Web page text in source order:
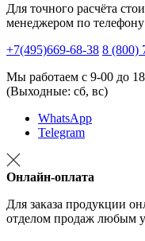
Для точного расчёта
менеджером по
+7(495)669-68-38 8 (800)
Мы работаем с 9-00 до
(Выходные: сб, вс)
WhatsApp
Telegram
Онлайн-оплата
Для заказа продукции
отделом продаж любым